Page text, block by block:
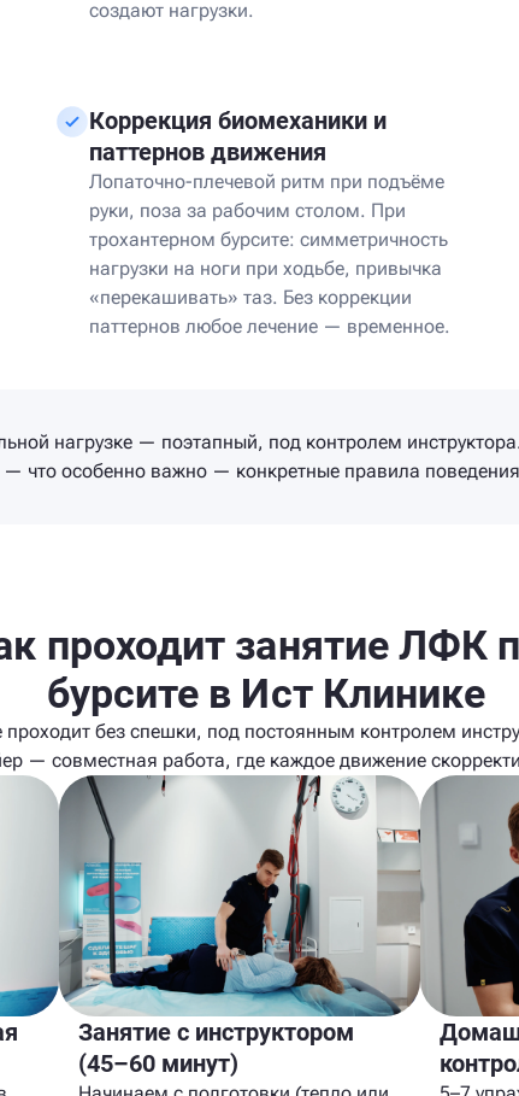
создают нагрузки.
Коррекция биомеханики и
паттернов движения
Лопаточно-плечевой ритм при подъёме
руки, поза за рабочим столом. При
трохантерном бурсите: симметричность
нагрузки на ноги при ходьбе, привычка
«перекашивать» таз. Без коррекции
паттернов любое лечение — временное.
нагрузке — поэтапный, под контролем
— что особенно важно — конкретные правила
проходит занятие ЛФК
бурсите в Ист Клинике
проходит без спешки, под постоянным контролем
— совместная работа, где каждое движение
Занятие с инструктором
(45–60 минут)